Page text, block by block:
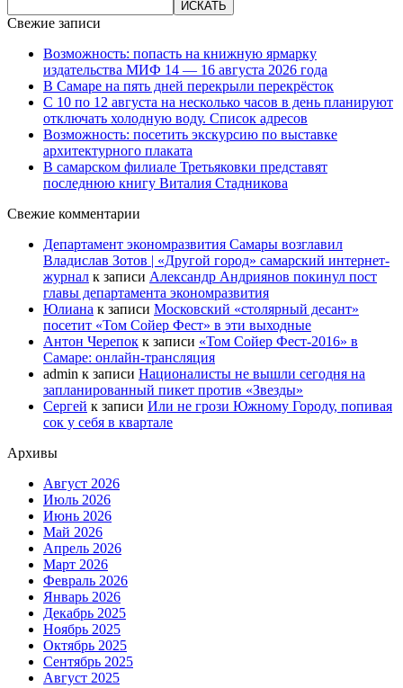
Свежие записи
Возможность: попасть на книжную ярмарку
издательства МИФ 14 — 16 августа 2026 года
В Самаре на пять дней перекрыли перекрёсток
С 10 по 12 августа на несколько часов в день планируют
отключать холодную воду. Список адресов
Возможность: посетить экскурсию по выставке
архитектурного плаката
В самарском филиале Третьяковки представят
последнюю книгу Виталия Стадникова
Свежие комментарии
Департамент экономразвития Самары возглавил
Владислав Зотов | «Другой город» самарский интернет-
журнал к записи Александр Андриянов покинул пост
главы департамента экономразвития
Юлиана к записи Московский «столярный десант»
посетит «Том Сойер Фест» в эти выходные
Антон Черепок к записи «Том Сойер Фест-2016» в
Самаре: онлайн-трансляция
admin к записи Националисты не вышли сегодня на
запланированный пикет против «Звезды»
Сергей к записи Или не грози Южному Городу, попивая
сок у себя в квартале
Архивы
Август 2026
Июль 2026
Июнь 2026
Май 2026
Апрель 2026
Март 2026
Февраль 2026
Январь 2026
Декабрь 2025
Ноябрь 2025
Октябрь 2025
Сентябрь 2025
Август 2025